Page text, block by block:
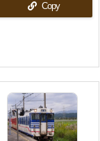
Copy